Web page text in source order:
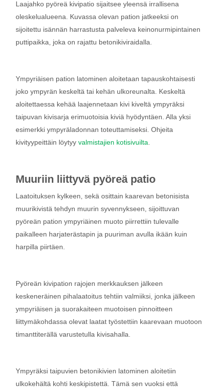
Laajahko pyöreä kivipatio sijaitsee yleensä irrallisena
oleskelualueena. Kuvassa olevan pation jatkeeksi on
sijoitettu isännän harrastusta palveleva keinonurmipintainen
puttipaikka, joka on rajattu betonikiviraidalla.
Ympyriäisen pation latominen aloitetaan tapauskohtaisesti
joko ympyrän keskeltä tai kehän ulkoreunalta. Keskeltä
aloitettaessa kehää laajennetaan kivi kiveltä ympyräksi
taipuvan kivisarja erimuotoisia kiviä hyödyntäen. Alla yksi
esimerkki ympyräladonnan toteuttamiseksi. Ohjeita
kivityypeittäin löytyy valmistajien kotisivuilta
Muuriin liittyvä pyöreä patio
Laatoituksen kylkeen, sekä osittain kaarevan betonisista
muurikivistä tehdyn muurin syvennykseen, sijoittuvan
pyöreän pation ympyriäinen muoto piirrettiin tulevalle
paikalleen harjaterästapin ja puuriman avulla ikään kuin
harpilla piirtäen.
Pyöreän kivipation rajojen merkkauksen jälkeen
keskeneräinen pihalaatoitus tehtiin valmiiksi, jonka jälkeen
ympyriäisen ja suorakaiteen muotoisen pinnoitteen
liittymäkohdassa olevat laatat työstettiin kaarevaan muotoon
timanttiterällä varustetulla kivisahalla.
Ympyräksi taipuvien betonikivien latominen aloitetiin
ulkokehältä kohti keskipistettä. Tämä sen vuoksi että